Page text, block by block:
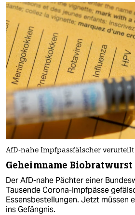
AfD-nahe Impfpassfälscher verurteilt
Geheimname Biobratwurst
Der AfD-nahe Pächter einer
Tausende Corona-Impfpässe
Essensbestellungen. Jetzt müssen
ins Gefängnis.